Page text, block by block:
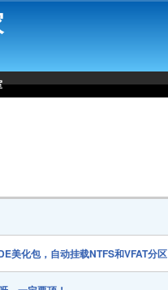
美化包，自动挂载NTFS和VFAT分区